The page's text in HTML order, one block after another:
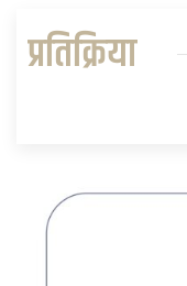
प्रतिक्रिया